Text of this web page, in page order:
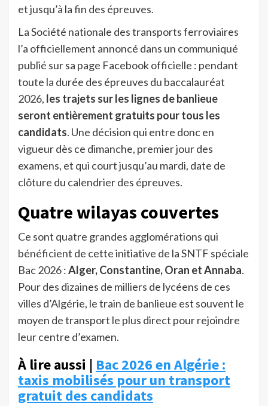
et jusqu’à la fin des épreuves.
La Société nationale des transports ferroviaires
l’a officiellement annoncé dans un communiqué
publié sur sa page Facebook officielle : pendant
toute la durée des épreuves du baccalauréat
2026, les trajets sur les lignes de banlieue
seront entièrement gratuits pour tous les
candidats. Une décision qui entre donc en
vigueur dès ce dimanche, premier jour des
examens, et qui court jusqu’au mardi, date de
clôture du calendrier des épreuves.
Quatre wilayas couvertes
Ce sont quatre grandes agglomérations qui
bénéficient de cette initiative de la SNTF spéciale
Bac 2026 :Alger, Constantine, Oran et Annaba.
Pour des dizaines de milliers de lycéens de ces
villes d’Algérie, le train de banlieue est souvent le
moyen de transport le plus direct pour rejoindre
leur centre d’examen.
À lire aussi | Bac 2026 en Algérie :
taxis mobilisés pour un transport
gratuit des candidats